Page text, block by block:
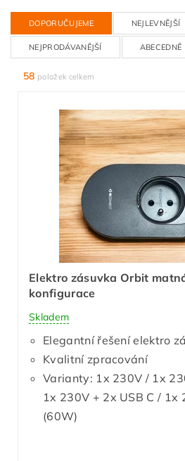
DOPORUČUJEME NEJLEVNĚJŠÍ
NEJPRODÁVANĚJŠÍ ABECEDNĚ
58 položek celkem
Elektro zásuvka Orbit
konfigurace
Skladem
Elegantní řešení elektro
Kvalitní zpracování
Varianty: 1x 230V / 1x
1x 230V + 2x USB C / 1x
(60W)